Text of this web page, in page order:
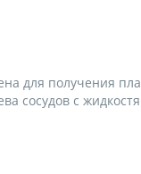
для получения
сосудов с